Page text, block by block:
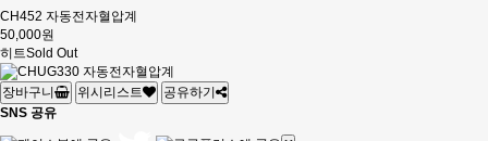
CH452 자동전자혈압계
50,000원
히트Sold Out
장바구니 위시리스트
공유하기
SNS 공유